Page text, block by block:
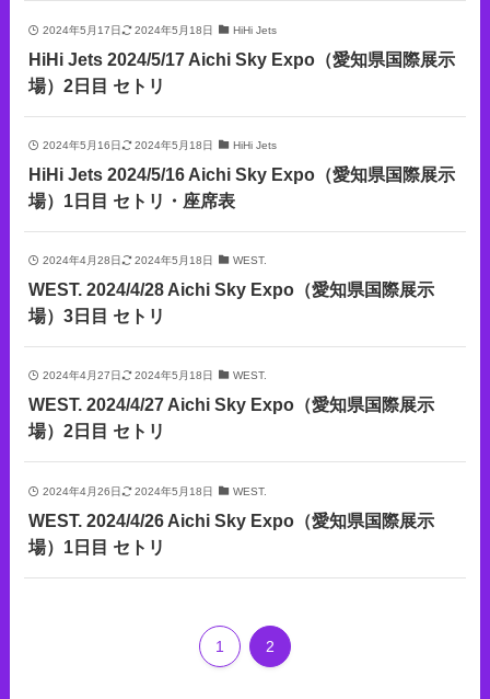
2024年5月17日 2024年5月18日 HiHi Jets
HiHi Jets 2024/5/17 Aichi Sky Expo（愛知県国際展示
場）2日目 セトリ
2024年5月16日 2024年5月18日 HiHi Jets
HiHi Jets 2024/5/16 Aichi Sky Expo（愛知県国際展示
場）1日目 セトリ・座席表
2024年4月28日 2024年5月18日 WEST.
WEST. 2024/4/28 Aichi Sky Expo（愛知県国際展示
場）3日目 セトリ
2024年4月27日 2024年5月18日 WEST.
WEST. 2024/4/27 Aichi Sky Expo（愛知県国際展示
場）2日目 セトリ
2024年4月26日 2024年5月18日 WEST.
WEST. 2024/4/26 Aichi Sky Expo（愛知県国際展示
場）1日目 セトリ
1 2